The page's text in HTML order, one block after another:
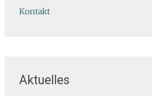
Kontakt
Aktuelles